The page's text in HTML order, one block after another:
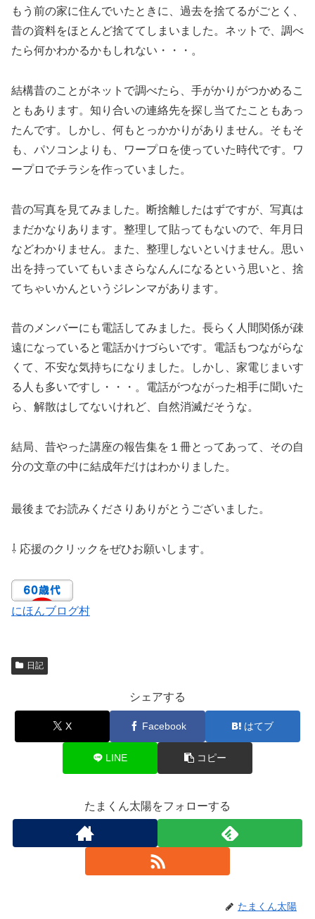
もう前の家に住んでいたときに、過去を捨てるがごとく、
昔の資料をほとんど捨ててしまいました。ネットで、調べ
たら何かわかるかもしれない・・・。
結構昔のことがネットで調べたら、手がかりがつかめるこ
ともあります。知り合いの連絡先を探し当てたこともあっ
たんです。しかし、何もとっかかりがありません。そもそ
も、パソコンよりも、ワープロを使っていた時代です。ワ
ープロでチラシを作っていました。
昔の写真を見てみました。断捨離したはずですが、写真は
まだかなりあります。整理して貼ってもないので、年月日
などわかりません。また、整理しないといけません。思い
出を持っていてもいまさらなんんになるという思いと、捨
てちゃいかんというジレンマがあります。
昔のメンバーにも電話してみました。長らく人間関係が疎
遠になっていると電話かけづらいです。電話もつながらな
くて、不安な気持ちになりました。しかし、家電じまいす
る人も多いですし・・・。電話がつながった相手に聞いた
ら、解散はしてないけれど、自然消滅だそうな。
結局、昔やった講座の報告集を１冊とってあって、その自
分の文章の中に結成年だけはわかりました。
最後までお読みくださりありがとうございました。
⇩ 応援のクリックをぜひお願いします。
にほんブログ村
日記
シェアする
X Facebook はてブ
LINE コピー
たまくん太陽をフォローする
たまくん太陽